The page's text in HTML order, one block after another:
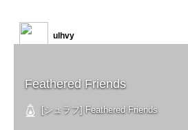
Feathered Friends
[シュラフ] Feathered Friends
ulhvy